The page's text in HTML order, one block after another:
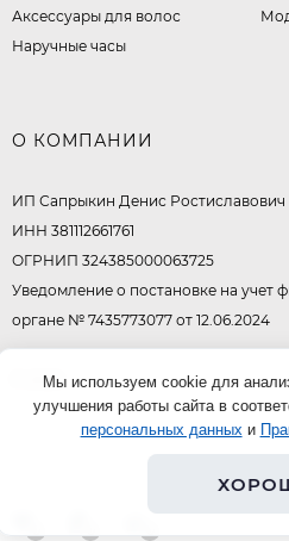
Аксессуары для волос
Наручные часы
О КОМПАНИИ
ИП Сапрыкин Денис Ростиславович
ИНН 381112661761
ОГРНИП 324385000063725
Уведомление о постановке на учет
органе № 7435773077 от 12.06.2024
© 2026Мы используем cookie для
улучшения работы сайта в
персональных данных и